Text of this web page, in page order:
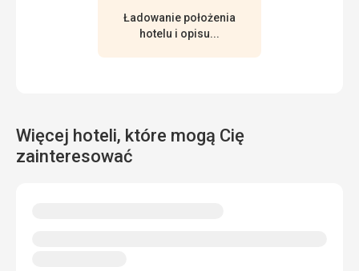
Ładowanie położenia
hotelu i opisu...
Więcej hoteli, które mogą Cię
zainteresować